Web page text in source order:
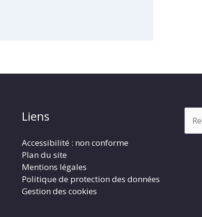
Liens
Accessibilité : non conforme
Plan du site
Mentions légales
Politique de protection des données
Gestion des cookies